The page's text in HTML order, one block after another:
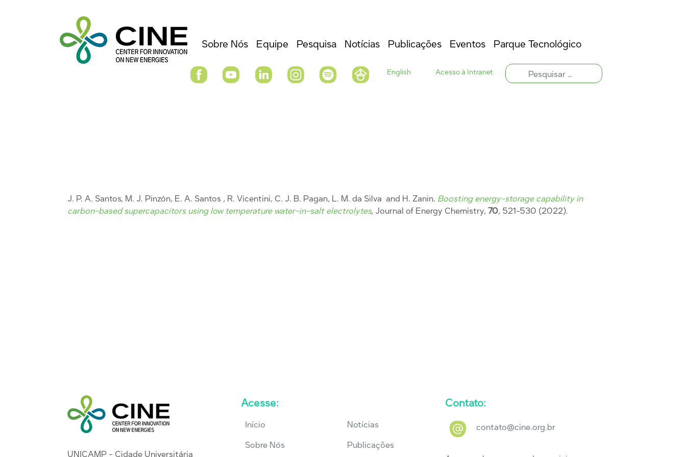
Sobre Nós Equipe Pesquisa Notícias Publicações Eventos Parque Tecnológico
English Acesso à Intranet
J. P. A. Santos, M. J. Pinzón, E. A. Santos , R. Vicentini, C. J. B. Pagan, L. M. da Silva and H. Zanin. Boosting energy-storage capability in
carbon-based supercapacitors using low temperature water-in-salt electrolytes, Journal of Energy Chemistry, 70, 521-530 (2022).
UNICAMP - Cidade Universitária
Acesse:
Início
Sobre Nós
Notícias
Publicações
Contato:
contato@cine.org.br